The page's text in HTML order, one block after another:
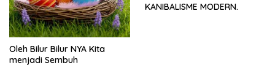
Oleh Bilur Bilur NYA Kita
menjadi Sembuh
KANIBALISME MODERN.